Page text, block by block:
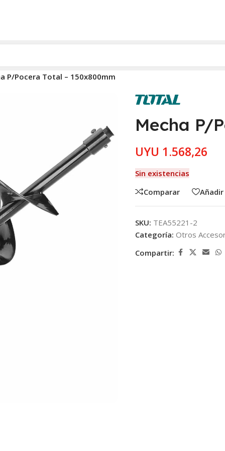
P/Pocera Total – 150x800mm
Mecha P/
UYU 1.568,26
Sin existencias
Comparar
SKU: TEA55221-2
Categoría: Otros
Compartir: